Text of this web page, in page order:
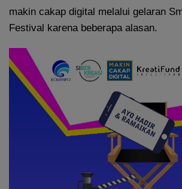
makin cakap digital melalui gelaran
Festival karena beberapa alasan.